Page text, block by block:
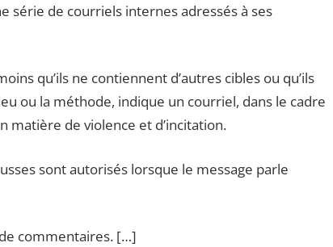
série de courriels internes adressés à ses
qu’ils ne contiennent d’autres cibles ou qu’ils
ou la méthode, indique un courriel, dans le cadre
matière de violence et d’incitation.
sont autorisés lorsque le message parle
commentaires. […]